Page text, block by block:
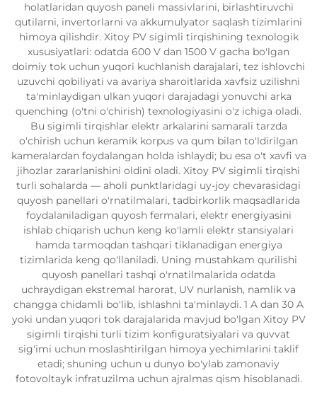
holatlaridan quyosh paneli massivlarini, birlashtiruvchi
qutilarni, invertorlarni va akkumulyator saqlash tizimlarini
himoya qilishdir. Xitoy PV sigimli tirqishining texnologik
xususiyatlari: odatda 600 V dan 1500 V gacha bo'lgan
doimiy tok uchun yuqori kuchlanish darajalari, tez ishlovchi
uzuvchi qobiliyati va avariya sharoitlarida xavfsiz uzilishni
ta'minlaydigan ulkan yuqori darajadagi yonuvchi arka
quenching (o'tni o'chirish) texnologiyasini o'z ichiga oladi.
Bu sigimli tirqishlar elektr arkalarini samarali tarzda
o'chirish uchun keramik korpus va qum bilan to'ldirilgan
kameralardan foydalangan holda ishlaydi; bu esa o't xavfi va
jihozlar zararlanishini oldini oladi. Xitoy PV sigimli tirqishi
turli sohalarda — aholi punktlaridagi uy-joy chevarasidagi
quyosh panellari o'rnatilmalari, tadbirkorlik maqsadlarida
foydalaniladigan quyosh fermalari, elektr energiyasini
ishlab chiqarish uchun keng ko'lamli elektr stansiyalari
hamda tarmoqdan tashqari tiklanadigan energiya
tizimlarida keng qo'llaniladi. Uning mustahkam qurilishi
quyosh panellari tashqi o'rnatilmalarida odatda
uchraydigan ekstremal harorat, UV nurlanish, namlik va
changga chidamli bo'lib, ishlashni ta'minlaydi. 1 A dan 30 A
yoki undan yuqori tok darajalarida mavjud bo'lgan Xitoy PV
sigimli tirqishi turli tizim konfiguratsiyalari va quvvat
sig'imi uchun moslashtirilgan himoya yechimlarini taklif
etadi; shuning uchun u dunyo bo'ylab zamonaviy
fotovoltayk infratuzilma uchun ajralmas qism hisoblanadi.